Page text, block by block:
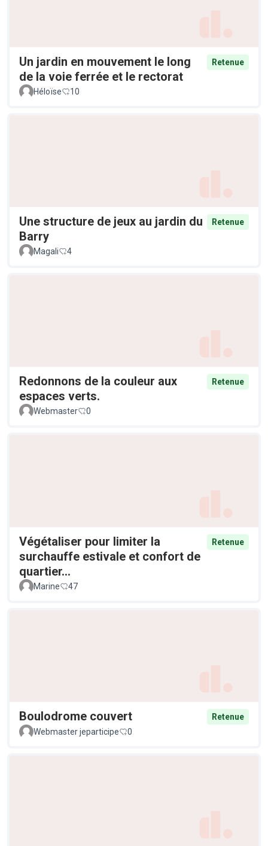
Un jardin en mouvement le long
de la voie ferrée et le rectorat
Retenue
Héloïse 10
Une structure de jeux au jardin du
Barry
Retenue
Magali 4
Redonnons de la couleur aux
espaces verts.
Retenue
Webmaster 0
Végétaliser pour limiter la
surchauffe estivale et confort de
quartier...
Retenue
Marine 47
Boulodrome couvert
Retenue
Webmaster jeparticipe
0